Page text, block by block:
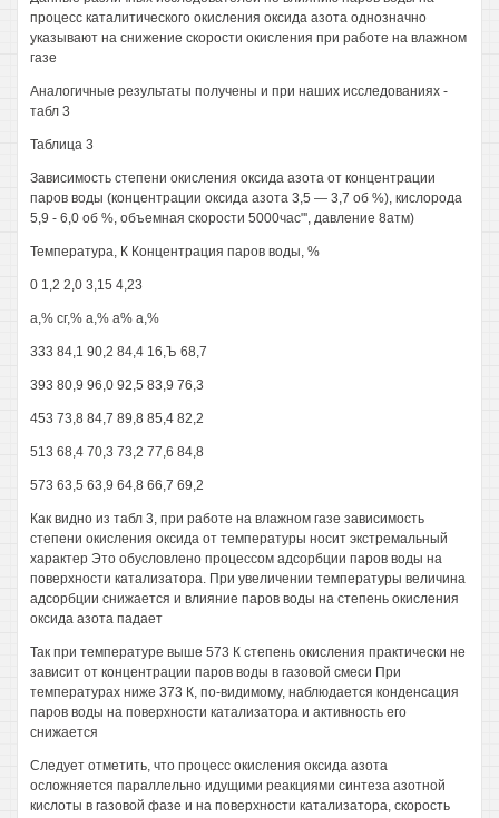
процесс каталитического окисления оксида азота однозначно
указывают на снижение скорости окисления при работе на влажном
газе
Аналогичные результаты получены и при наших исследованиях -
табл 3
Таблица 3
Зависимость степени окисления оксида азота от концентрации
паров воды (концентрации оксида азота 3,5 — 3,7 об %), кислорода
5,9 - 6,0 об %, объемная скорости 5000час"', давление 8атм)
Температура, К Концентрация паров воды, %
0 1,2 2,0 3,15 4,23
а,% сг,% а,% а% а,%
333 84,1 90,2 84,4 16,Ъ 68,7
393 80,9 96,0 92,5 83,9 76,3
453 73,8 84,7 89,8 85,4 82,2
513 68,4 70,3 73,2 77,6 84,8
573 63,5 63,9 64,8 66,7 69,2
Как видно из табл 3, при работе на влажном газе зависимость
степени окисления оксида от температуры носит экстремальный
характер Это обусловлено процессом адсорбции паров воды на
поверхности катализатора. При увеличении температуры величина
адсорбции снижается и влияние паров воды на степень окисления
оксида азота падает
Так при температуре выше 573 К степень окисления практически не
зависит от концентрации паров воды в газовой смеси При
температурах ниже 373 К, по-видимому, наблюдается конденсация
паров воды на поверхности катализатора и активность его
снижается
Следует отметить, что процесс окисления оксида азота
осложняется параллельно идущими реакциями синтеза азотной
кислоты в газовой фазе и на поверхности катализатора, скорость